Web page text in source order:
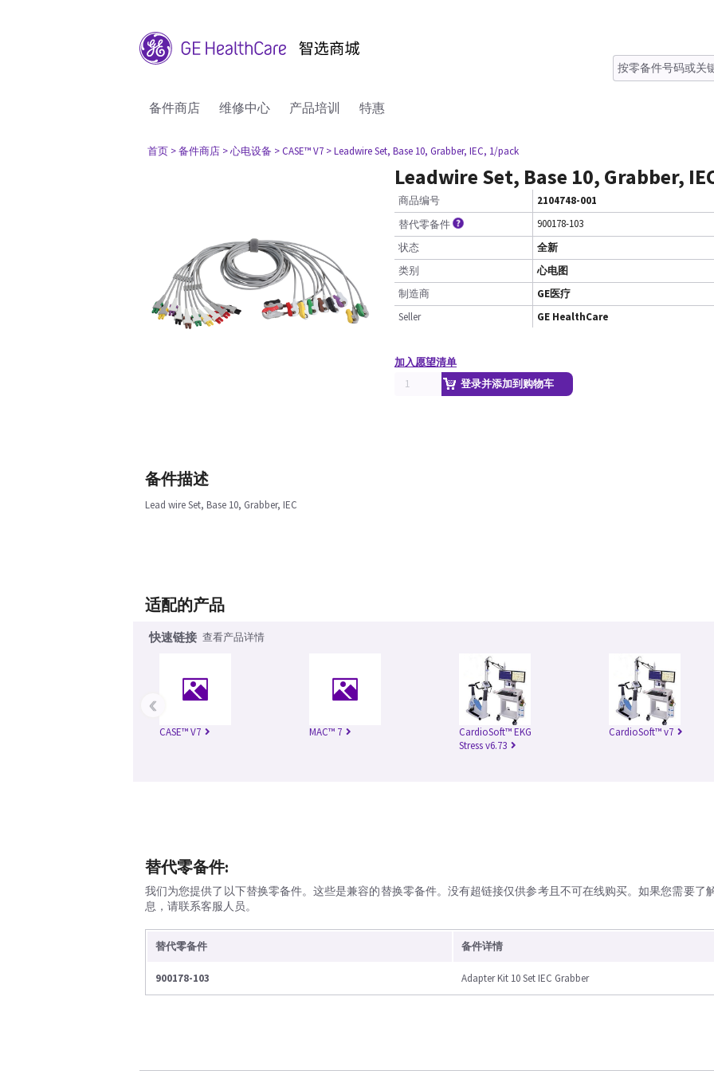
备件商店 维修中心 产品培训 特惠
首页 > 备件商店 > 心电设备 > CASE™ V7 > Leadwire Set, Base 10, Grabber, IEC, 1/pack
Leadwire Set, Base 10, Grabber,
商品编号
2104748-001
替代零备件
900178-103
状态
全新
类别
心电图
制造商
GE医疗
Seller
GE HealthCare
加入愿望清单
登录并添加到购物车
备件描述
Lead wire Set, Base 10, Grabber, IEC
适配的产品
快速链接 查看产品详情
CASE™ V7 MAC™ 7
CardioSoft™ EKG
Stress v6.73
CardioSoft™ v7
‹
替代零备件:
我们为您提供了以下替换零备件。这些是兼容的替换零备件。没有超链接仅供参考且不可在线购买。如果您需要了
息，请联系客服人员。
替代零备件 备件详情
900178-103 Adapter Kit 10 Set IEC Grabber